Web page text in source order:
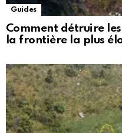
Guides
Comment détruire
la frontière la plus